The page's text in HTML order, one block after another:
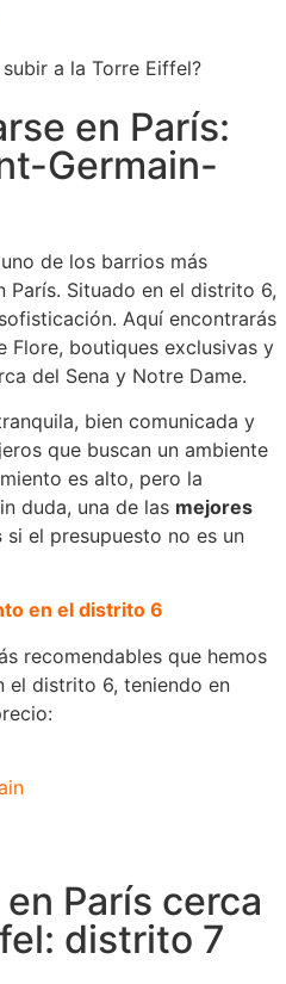
en París:
Germain-
de los barrios más
París. Situado en el distrito 6,
Aquí encontrarás
Flore, boutiques exclusivas y
del Sena y Notre Dame.
bien comunicada y
que buscan un ambiente
es alto, pero la
duda, una de las mejores
si el presupuesto no es un
en el distrito 6
recomendables que hemos
el distrito 6, teniendo en
París cerca
distrito 7